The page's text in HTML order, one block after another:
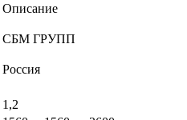
Описание
СБМ ГРУПП
Россия
1,2